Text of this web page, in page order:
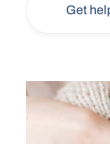
Get